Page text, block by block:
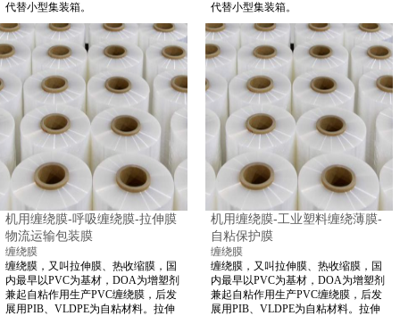
代替小型集装箱。
代替小型集装箱。
机用缠绕膜-呼吸缠绕膜-拉伸膜
物流运输包装膜
缠绕膜
缠绕膜，又叫拉伸膜、热收缩膜，国
内最早以PVC为基材，DOA为增塑剂
兼起自粘作用生产PVC缠绕膜，后发
展用PIB、VLDPE为自粘材料。拉伸
机用缠绕膜-工业塑料缠绕薄膜-
自粘保护膜
缠绕膜
缠绕膜，又叫拉伸膜、热收缩膜，国
内最早以PVC为基材，DOA为增塑剂
兼起自粘作用生产PVC缠绕膜，后发
展用PIB、VLDPE为自粘材料。拉伸